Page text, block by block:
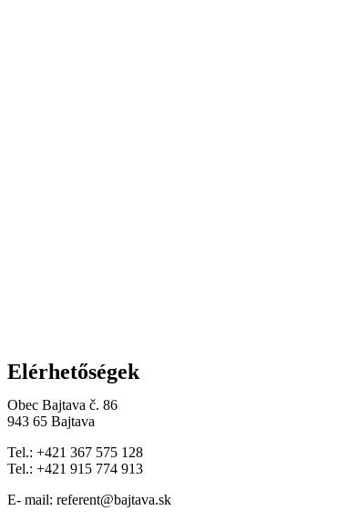
Elérhetőségek
Obec Bajtava č. 86
943 65 Bajtava
Tel.: +421 367 575 128
Tel.: +421 915 774 913
E- mail: referent@bajtava.sk